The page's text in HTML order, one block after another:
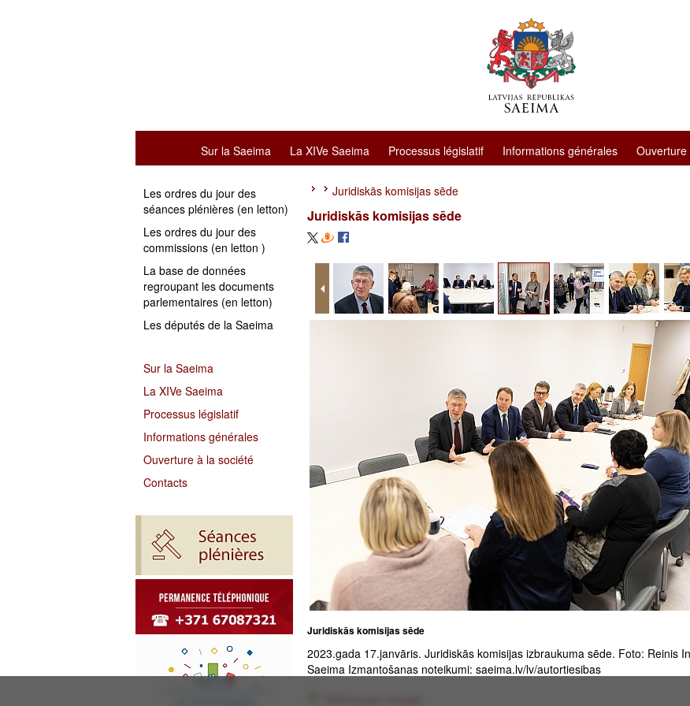
Sur la Saeima La XIVe Saeima Processus législatif Informations générales
Les ordres du jour des
séances plénières (en letton)
Les ordres du jour des
commissions (en letton )
La base de données
regroupant les documents
parlementaires (en letton)
Les députés de la Saeima
Sur la Saeima
La XIVe Saeima
Processus législatif
Informations générales
Ouverture à la société
Contacts
Juridiskās komisijas sēde
Juridiskās komisijas sēde
Juridiskās komisijas sēde
2023.gada 17.janvāris. Juridiskās komisijas izbraukuma sēde. Foto: Reinis
Saeima Izmantošanas noteikumi: saeima.lv/lv/autortiesibas